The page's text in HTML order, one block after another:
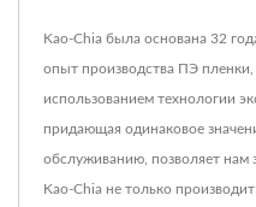
Kao-Chia была основана 32
опыт производства ПЭ
использованием технологии
придающая одинаковое
обслуживанию, позволяет нам
Kao-Chia не только